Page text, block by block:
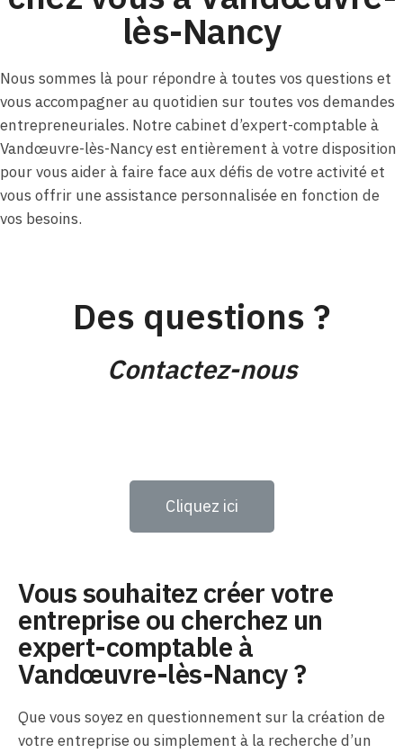
lès-Nancy
Nous sommes là pour répondre à toutes vos questions et
vous accompagner au quotidien sur toutes vos demandes
entrepreneuriales. Notre cabinet d’expert-comptable à
Vandœuvre-lès-Nancy est entièrement à votre disposition
pour vous aider à faire face aux défis de votre activité et
vous offrir une assistance personnalisée en fonction de
vos besoins.
Des questions ?
Contactez-nous
Cliquez ici
Vous souhaitez créer votre
entreprise ou cherchez un
expert-comptable à
Vandœuvre-lès-Nancy ?
Que vous soyez en questionnement sur la création de
votre entreprise ou simplement à la recherche d’un